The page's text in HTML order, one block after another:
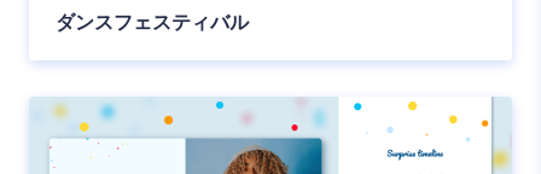
ダンスフェスティバル